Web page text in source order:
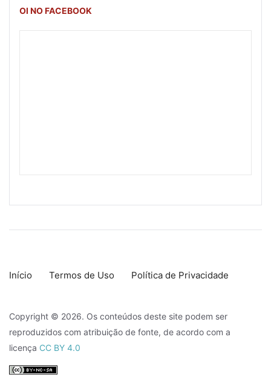
OI NO FACEBOOK
Início Termos de Uso Política de Privacidade
Copyright © 2026. Os conteúdos deste site podem ser
reproduzidos com atribuição de fonte, de acordo com a
licença CC BY 4.0